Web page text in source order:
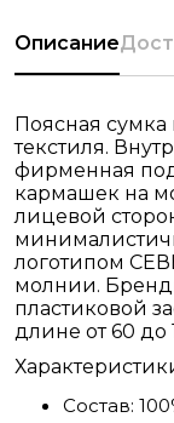
Описание
Поясная сумка
текстиля.
фирменная
кармашек на
лицевой
логотипом
молнии.
пластиковой
длине от 60 до
Состав: